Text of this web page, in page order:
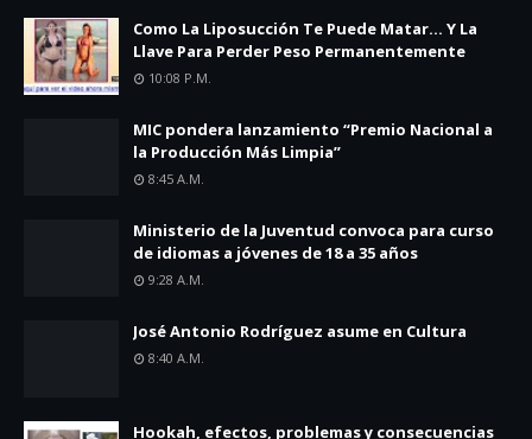
Como La Liposucción Te Puede Matar… Y La
Llave Para Perder Peso Permanentemente
10:08 P.m.
MIC pondera lanzamiento “Premio Nacional a
la Producción Más Limpia”
8:45 A.m.
Ministerio de la Juventud convoca para curso
de idiomas a jóvenes de 18 a 35 años
9:28 A.m.
José Antonio Rodríguez asume en Cultura
8:40 A.m.
Hookah, efectos, problemas y consecuencias